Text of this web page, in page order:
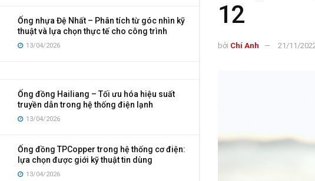
Ống nhựa Đệ Nhất – Phân tích từ góc nhìn kỹ
thuật và lựa chọn thực tế cho công trình
13/04/2026
Ống đồng Hailiang – Tối ưu hóa hiệu suất
truyền dẫn trong hệ thống điện lạnh
13/04/2026
Ống đồng TPCopper trong hệ thống cơ điện:
lựa chọn được giới kỹ thuật tin dùng
13/04/2026
12
bởi Chí Anh 21/11/